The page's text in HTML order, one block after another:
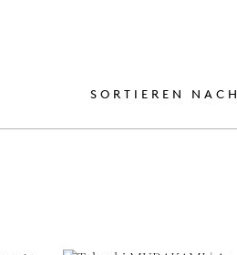
SORTIEREN NACH